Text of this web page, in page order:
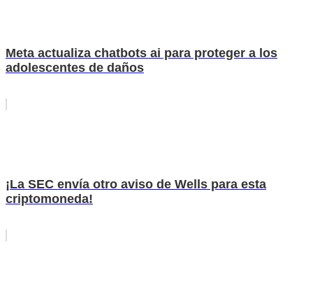
Meta actualiza chatbots ai para proteger a los
adolescentes de daños
¡La SEC envía otro aviso de Wells para esta
criptomoneda!